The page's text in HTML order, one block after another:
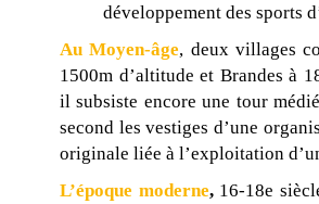
développement des sports
Au Moyen-âge, deux villages
1500m d’altitude et Brandes à
il subsiste encore une tour
second les vestiges d’une
originale liée à l’exploitation
L’époque moderne,16-18e